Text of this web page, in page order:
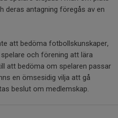
deras antagning föregås av en
att bedöma fotbollskunskaper,
och förening att lära
att bedöma om spelaren passar
en ömsesidig vilja att gå
beslut om medlemskap.